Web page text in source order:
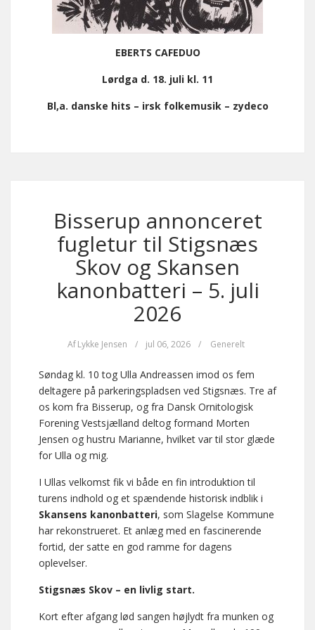
EBERTS CAFEDUO
Lørdga d. 18. juli kl. 11
Bl,a. danske hits – irsk folkemusik – zydeco
Bisserup annonceret
fugletur til Stigsnæs
Skov og Skansen
kanonbatteri – 5. juli
2026
Af Lykke Jensen / jul 06, 2026 / Generelt
Søndag kl. 10 tog Ulla Andreassen imod os fem
deltagere på parkeringspladsen ved Stigsnæs. Tre af
os kom fra Bisserup, og fra Dansk Ornitologisk
Forening Vestsjælland deltog formand Morten
Jensen og hustru Marianne, hvilket var til stor glæde
for Ulla og mig.
I Ullas velkomst fik vi både en fin introduktion til
turens indhold og et spændende historisk indblik i
Skansens kanonbatteri, som Slagelse Kommune
har rekonstrueret. Et anlæg med en fascinerende
fortid, der satte en god ramme for dagens
oplevelser.
Stigsnæs Skov – en livlig start.
Kort efter afgang lød sangen højlydt fra munken og